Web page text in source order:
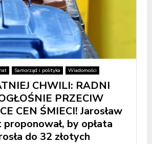
Samorząd i polityka Wiadomości
CHWILI: RADNI
PRZECIW
CEN ŚMIECI! Jarosław
by opłata
do 32 złotych